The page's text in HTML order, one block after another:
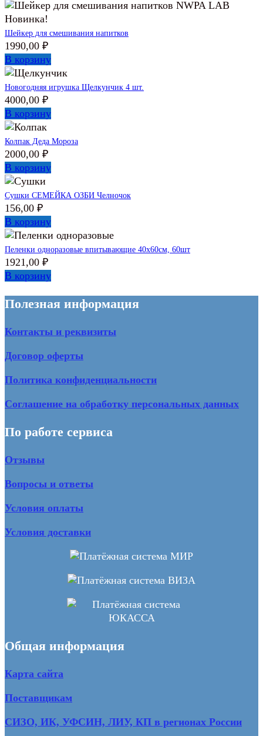
Новинка!
Шейкер для смешивания напитков
1990,00 ₽
В корзину
Новогодняя игрушка Щелкунчик 4 шт.
4000,00 ₽
В корзину
Колпак Деда Мороза
2000,00 ₽
В корзину
Сушки СЕМЕЙКА ОЗБИ Челночок
156,00 ₽
В корзину
Пеленки одноразовые впитывающие 40х60см, 60шт
1921,00 ₽
В корзину
Полезная информация
Контакты и реквизиты
Договор оферты
Политика конфиденциальности
Соглашение на обработку персональных данных
По работе сервиса
Отзывы
Вопросы и ответы
Условия оплаты
Условия доставки
Общая информация
Карта сайта
Поставщикам
СИЗО, ИК, УФСИН, ЛИУ, КП в регионах России